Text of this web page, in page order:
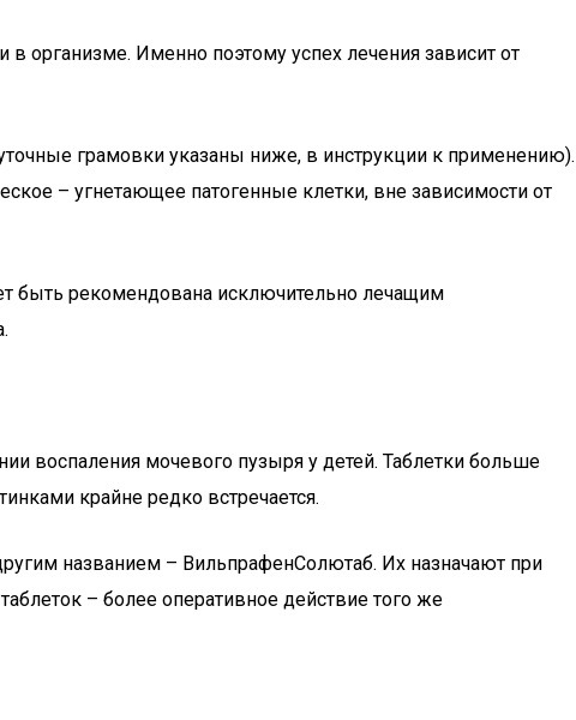
организме. Именно поэтому успех лечения зависит от
грамовки указаны ниже, в инструкции к применению).
– угнетающее патогенные клетки, вне зависимости от
быть рекомендована исключительно лечащим
воспаления мочевого пузыря у детей. Таблетки больше
крайне редко встречается.
названием – ВильпрафенСолютаб. Их назначают при
– более оперативное действие того же